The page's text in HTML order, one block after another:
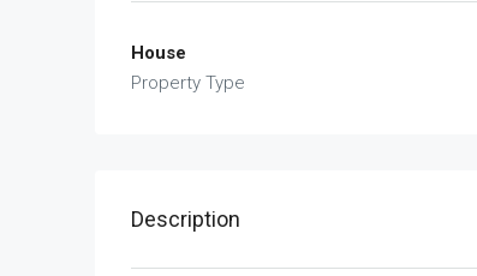
House
Property Type
Description